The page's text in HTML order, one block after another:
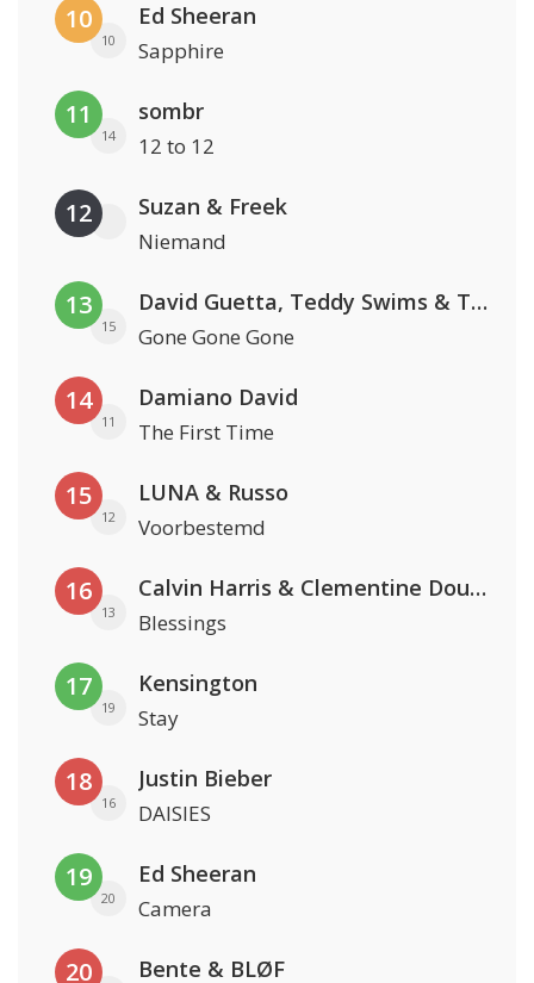
10
10
Ed Sheeran
Sapphire
11
14
sombr
12 to 12
12 Suzan & Freek
Niemand
13
15
David Guetta, Teddy Swims & Tones And I
Gone Gone Gone
14
11
Damiano David
The First Time
15
12
LUNA & Russo
Voorbestemd
16
13
Calvin Harris & Clementine Douglas
Blessings
17
19
Kensington
Stay
18
16
Justin Bieber
DAISIES
19
20
Ed Sheeran
Camera
20 Bente & BLØF